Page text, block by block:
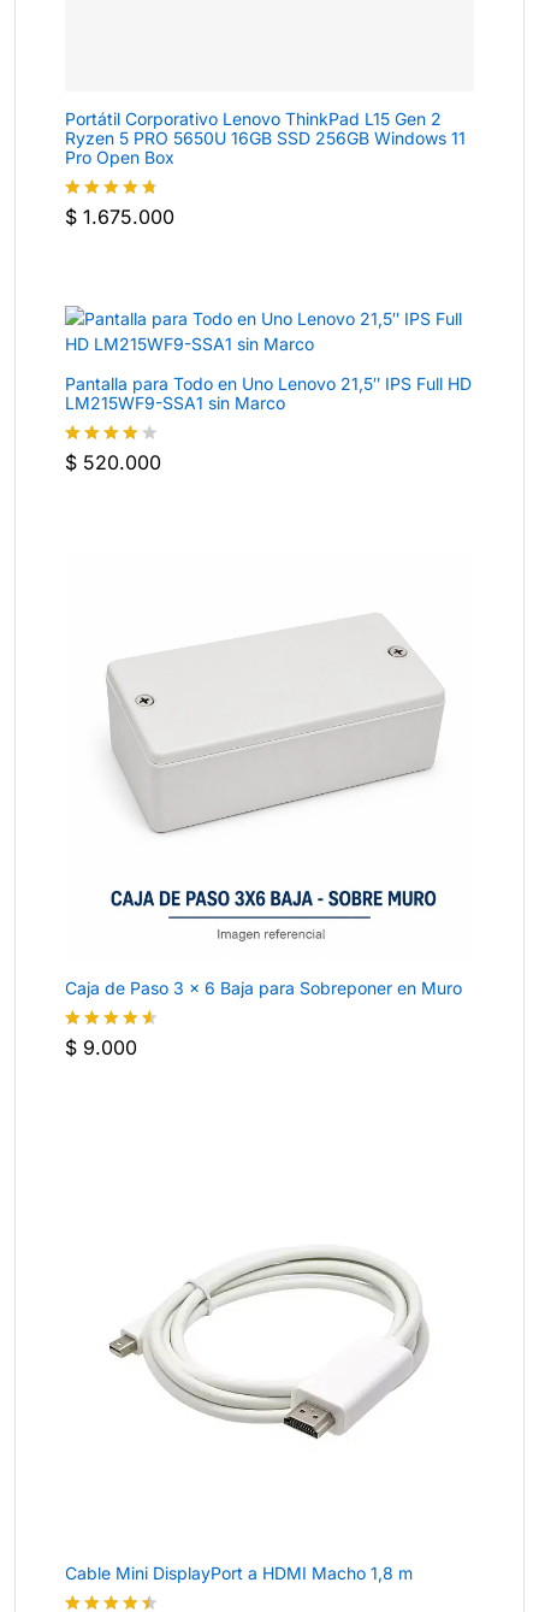
Portátil Corporativo Lenovo ThinkPad L15 Gen 2
Ryzen 5 PRO 5650U 16GB SSD 256GB Windows 11
Pro Open Box
Valorado
$ 1.675.000
Pantalla para Todo en Uno Lenovo 21,5″ IPS Full HD
LM215WF9-SSA1 sin Marco
Valorado
$ 520.000
Caja de Paso 3 × 6 Baja para Sobreponer en Muro
Valorado
$ 9.000
Cable Mini DisplayPort a HDMI Macho 1,8 m